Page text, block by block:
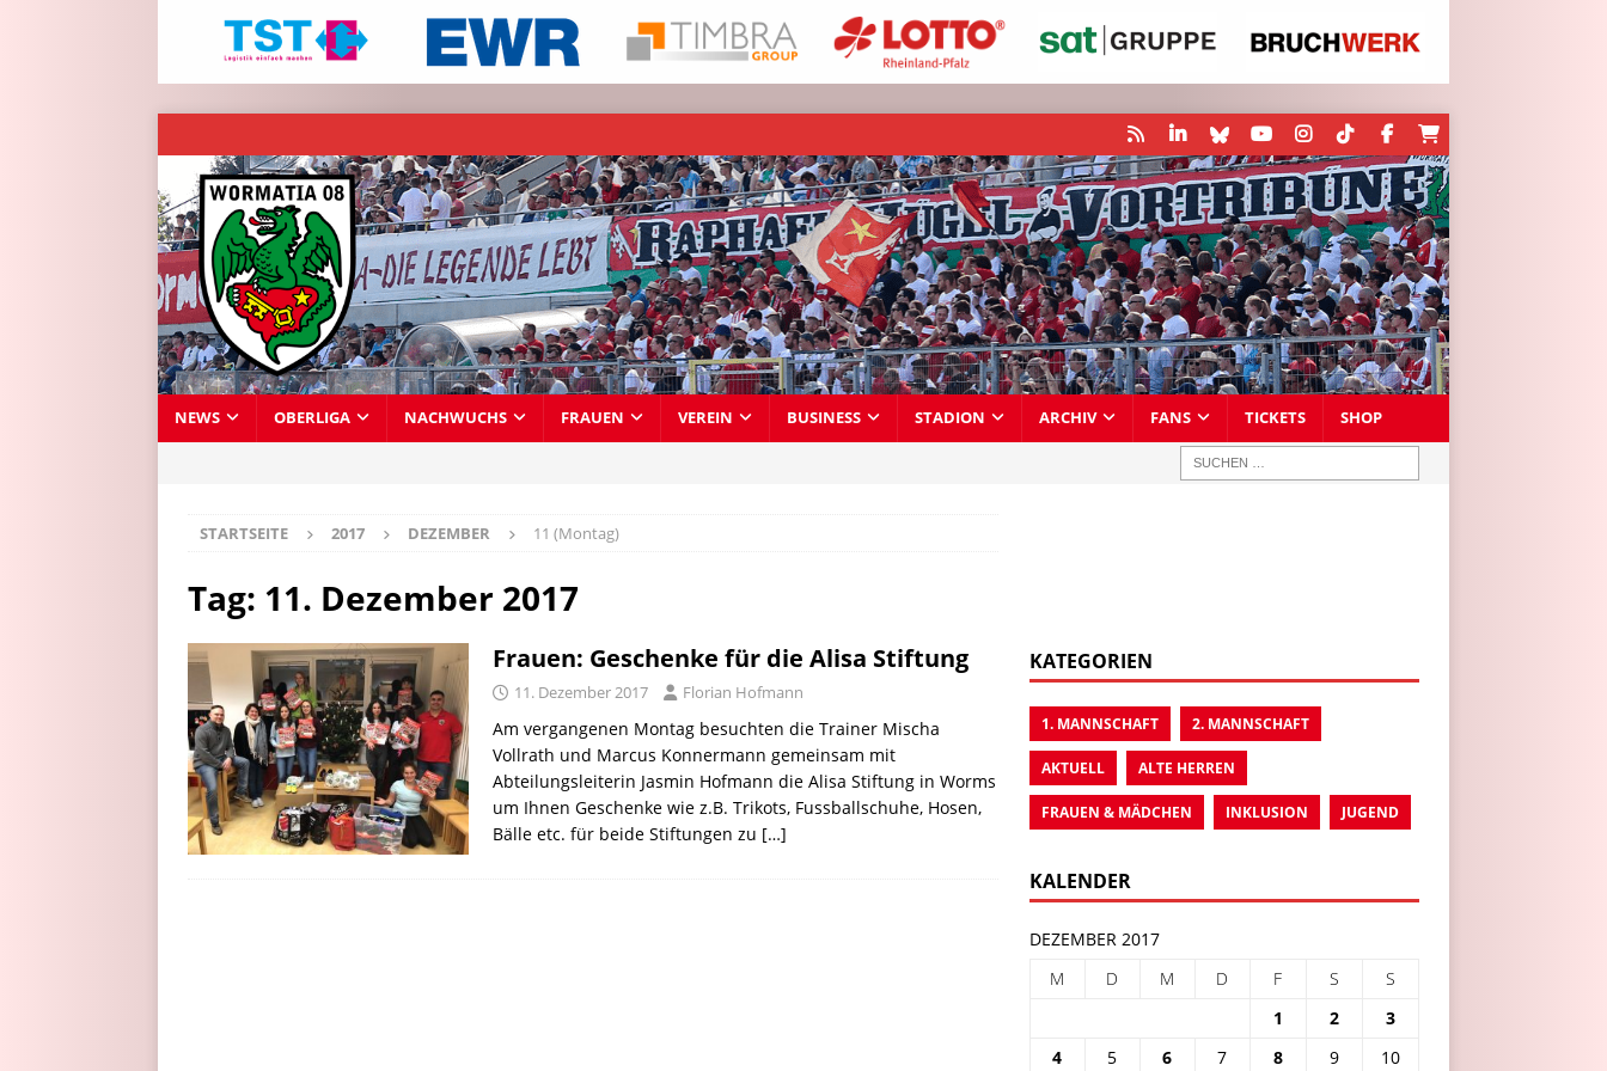
NEWS OBERLIGA NACHWUCHS FRAUEN VEREIN BUSINESS STADION ARCHIV FANS TICKETS SHOP
STARTSEITE 2017 DEZEMBER 11 (Montag)
Tag: 11. Dezember 2017
Frauen: Geschenke für die Alisa Stiftung
11. Dezember 2017 Florian Hofmann
Am vergangenen Montag besuchten die Trainer Mischa
Vollrath und Marcus Konnermann gemeinsam mit
Abteilungsleiterin Jasmin Hofmann die Alisa Stiftung in Worms
um Ihnen Geschenke wie z.B. Trikots, Fussballschuhe, Hosen,
Bälle etc. für beide Stiftungen zu […]
KATEGORIEN
1. MANNSCHAFT 2. MANNSCHAFT
AKTUELL ALTE HERREN
FRAUEN & MÄDCHEN INKLUSION JUGEND
KALENDER
DEZEMBER 2017
M
D M D F S
S
1
2
3
4
5 6 7 8 9 10